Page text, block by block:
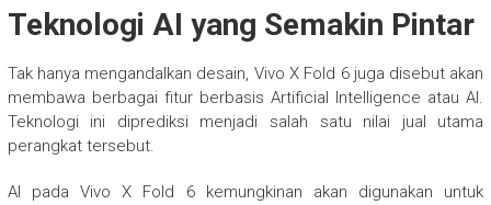
Teknologi AI yang Semakin Pintar
Tak hanya mengandalkan desain, Vivo X Fold 6 juga disebut akan
membawa berbagai fitur berbasis Artificial Intelligence atau AI.
Teknologi ini diprediksi menjadi salah satu nilai jual utama
perangkat tersebut.
AI pada Vivo X Fold 6 kemungkinan akan digunakan untuk